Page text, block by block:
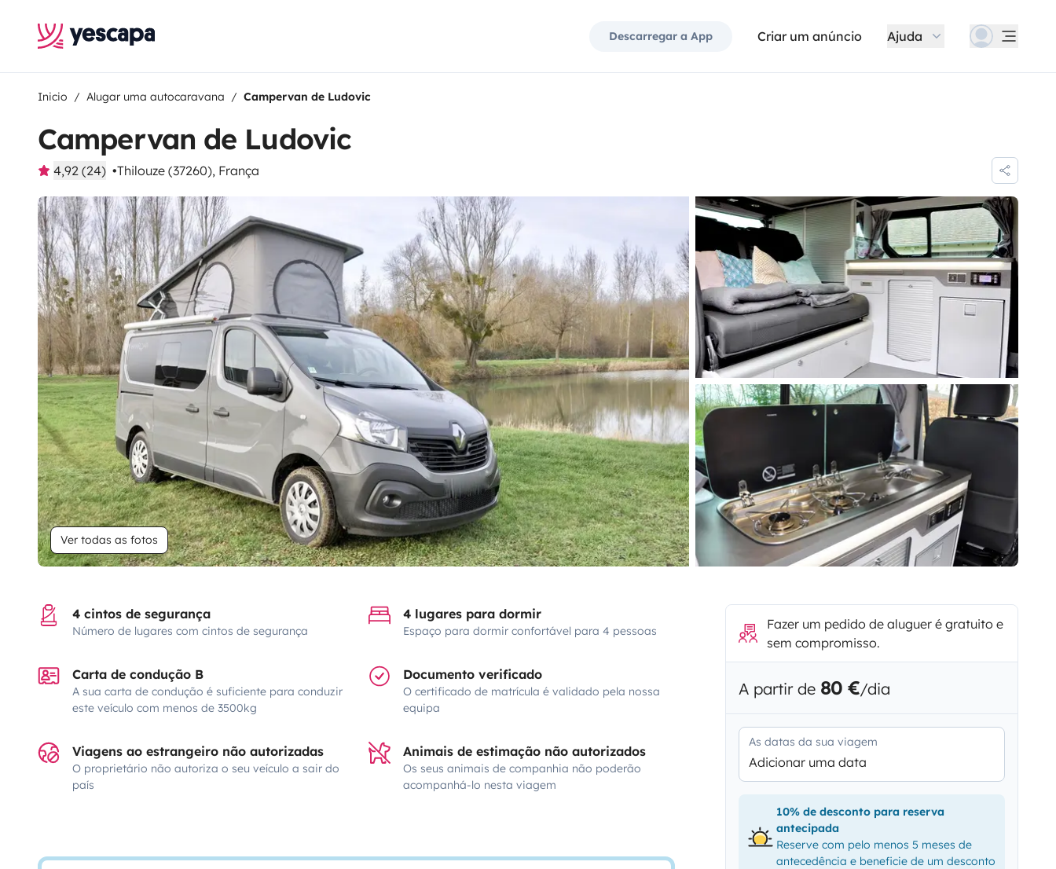
Descarregar a App Criar um anúncio Ajuda
Inicio Alugar uma autocaravana Campervan de Ludovic
Campervan de Ludovic
4,92 (24) Thilouze (37260), França
Ver todas as fotos
4 cintos de segurança
Número de lugares com cintos de segurança
4 lugares para dormir
Espaço para dormir confortável para 4 pessoas
Carta de condução B
A sua carta de condução é suficiente para conduzir
este veículo com menos de 3500kg
Documento verificado
O certificado de matrícula é validado pela nossa
equipa
Viagens ao estrangeiro não autorizadas
O proprietário não autoriza o seu veículo a sair do
país
Animais de estimação não autorizados
Os seus animais de companhia não poderão
acompanhá-lo nesta viagem
Fazer um pedido de aluguer é gratuito e
sem compromisso.
A partir de 80 €/dia
As datas da sua viagem
Adicionar uma data
10% de desconto para reserva
antecipada
Reserve com pelo menos 5 meses de
antecedência e beneficie de um desconto